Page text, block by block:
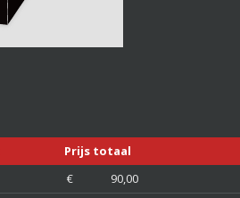
Prijs totaal
€ 90,00